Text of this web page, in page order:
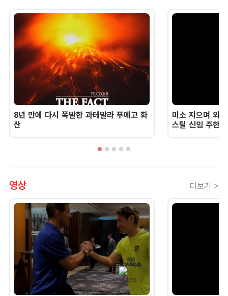
8년 만에 다시 폭발한 과테말라 푸에고 화
산
미소 지으며 외
스틸 신임 주한
영상 더보기 >